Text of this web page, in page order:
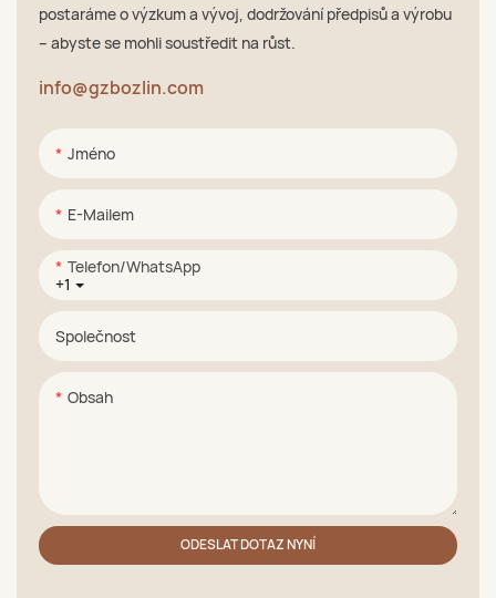
postaráme o výzkum a vývoj, dodržování předpisů a výrobu
– abyste se mohli soustředit na růst.
info@gzbozlin.com
Jméno
E-Mailem
+1
Telefon/WhatsApp
Společnost
Obsah
ODESLAT DOTAZ NYNÍ